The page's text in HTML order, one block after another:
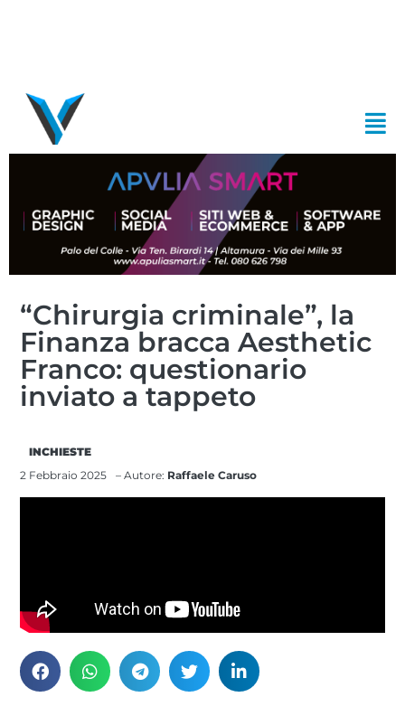
“Chirurgia criminale”, la
Finanza bracca Aesthetic
Franco: questionario
inviato a tappeto
INCHIESTE
2 Febbraio 2025
– Autore: Raffaele Caruso